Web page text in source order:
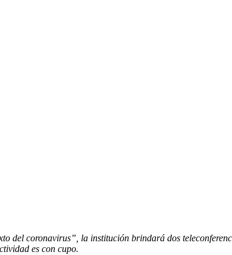
del coronavirus”, la institución brindará dos
es con cupo.